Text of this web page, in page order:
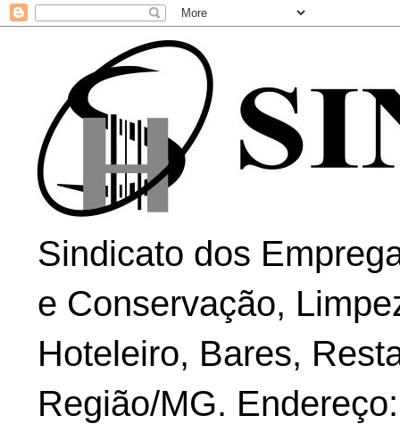
Sindicato dos
e Conservação,
Hoteleiro, Bares,
Região/MG.